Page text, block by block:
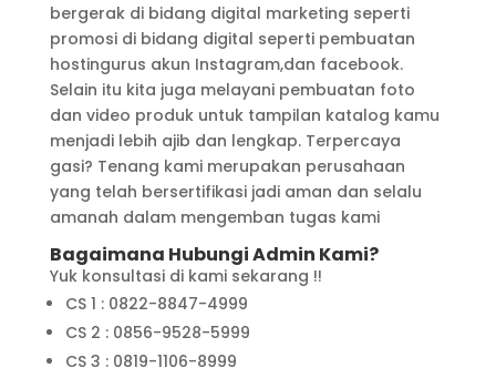
bergerak di bidang digital marketing seperti
promosi di bidang digital seperti pembuatan
hostingurus akun Instagram,dan facebook.
Selain itu kita juga melayani pembuatan foto
dan video produk untuk tampilan katalog kamu
menjadi lebih ajib dan lengkap. Terpercaya
gasi? Tenang kami merupakan perusahaan
yang telah bersertifikasi jadi aman dan selalu
amanah dalam mengemban tugas kami
Bagaimana Hubungi Admin Kami?
Yuk konsultasi di kami sekarang !!
CS 1 : 0822-8847-4999
CS 2 : 0856-9528-5999
CS 3 : 0819-1106-8999